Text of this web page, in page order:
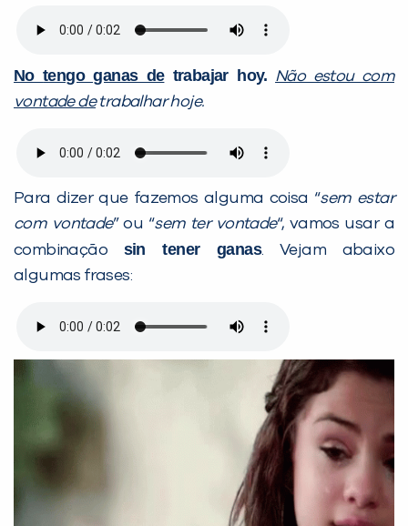
Notengo ganas detrabajar hoy. Não estou com
vontade detrabalhar hoje.
Para dizer que fazemos alguma coisa “sem estar
com vontade” ou “sem ter vontade“, vamos usar a
combinação sin tener ganas. Vejam abaixo
algumas frases: